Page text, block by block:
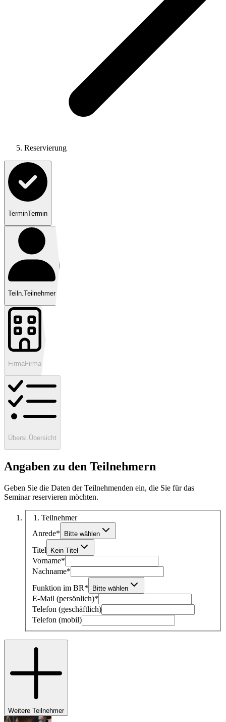
Reservierung
TerminTermin
Teiln.Teilnehmer
Firma Firma
Übersi. Übersicht
Angaben zu den Teilnehmern
Geben Sie die Daten der Teilnehmenden ein, die Sie für das
Seminar reservieren möchten.
1 . Teilnehmer
Anrede* Bitte wählen
Titel Kein Titel
Vorname*
Nachname*
Funktion im BR* Bitte wählen
E-Mail (persönlich)*
Telefon (geschäftlich)
Telefon (mobil)
Weitere Teilnehmer